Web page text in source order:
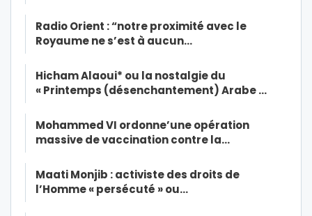
Radio Orient : “notre proximité avec le
Royaume ne s’est à aucun…
Hicham Alaoui* ou la nostalgie du
« Printemps (désenchantement) Arabe …
Mohammed VI ordonne’une opération
massive de vaccination contre la…
Maati Monjib : activiste des droits de
l’Homme « persécuté » ou…